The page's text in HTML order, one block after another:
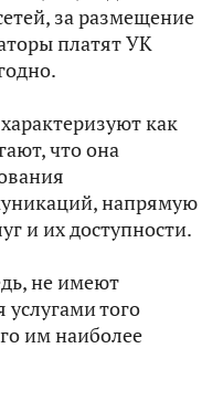
за размещение
платят УК
как
что она
напрямую
и их доступности.
не имеют
того
им наиболее